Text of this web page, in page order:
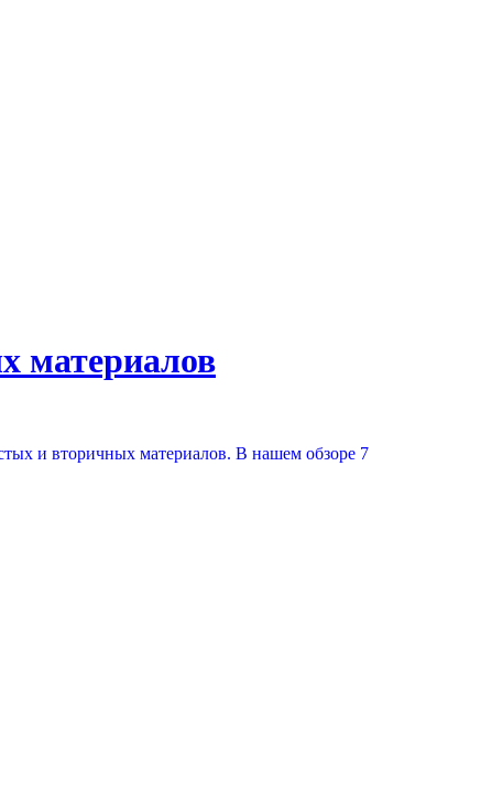
материалов
и вторичных материалов. В нашем обзоре 7